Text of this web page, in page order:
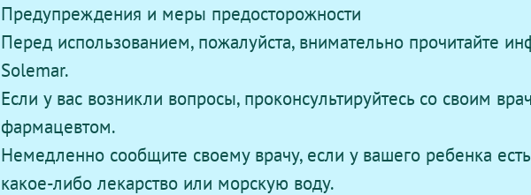
Предупреждения и меры предосторожности
Перед использованием, пожалуйста, внимательно прочитайте
Solemar.
Если у вас возникли вопросы, проконсультируйтесь со своим
фармацевтом.
Немедленно сообщите своему врачу, если у вашего ребенка
какое-либо лекарство или морскую воду.